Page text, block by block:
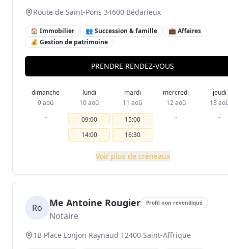
Route de Saint-Pons 34600 Bédarieux
🏠 Immobilier 👥 Succession & famille
💼 Affaires
💰 Gestion de patrimoine
PRENDRE RENDEZ-VOUS
dimanche
9 aoû
-
lundi
10 aoû
09:00
14:00
mardi
11 aoû
15:00
16:30
mercredi
12 aoû
-
jeudi
13
-
Voir plus de créneaux
Ro Me Antoine Rougier Profil non revendiqué
Notaire
1B Place Lonjon Raynaud 12400 Saint-Affrique